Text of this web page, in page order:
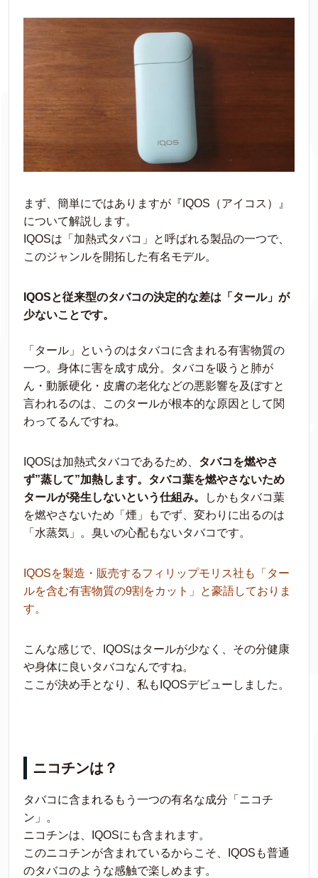
まず、簡単にではありますが『IQOS（アイコス）』
について解説します。
IQOSは「加熱式タバコ」と呼ばれる製品の一つで、
このジャンルを開拓した有名モデル。
IQOSと従来型のタバコの決定的な差は「タール」が
少ないことです。
「タール」というのはタバコに含まれる有害物質の
一つ。身体に害を成す成分。タバコを吸うと肺が
ん・動脈硬化・皮膚の老化などの悪影響を及ぼすと
言われるのは、このタールが根本的な原因として関
わってるんですね。
IQOSは加熱式タバコであるため、 タバコを燃やさ
ず”蒸して”加熱します。タバコ葉を燃やさないため
タールが発生しないという仕組み。
しかもタバコ葉
を燃やさないため「煙」もでず、変わりに出るのは
「水蒸気」。臭いの心配もないタバコです。
IQOSを製造・販売するフィリップモリス社も「ター
ルを含む有害物質の9割をカット」と豪語しておりま
す。
こんな感じで、IQOSはタールが少なく、その分健康
や身体に良いタバコなんですね。
ここが決め手となり、私もIQOSデビューしました。
ニコチンは？
タバコに含まれるもう一つの有名な成分「ニコチ
ン」。
ニコチンは、IQOSにも含まれます。
このニコチンが含まれているからこそ、IQOSも普通
のタバコのような感触で楽しめます。